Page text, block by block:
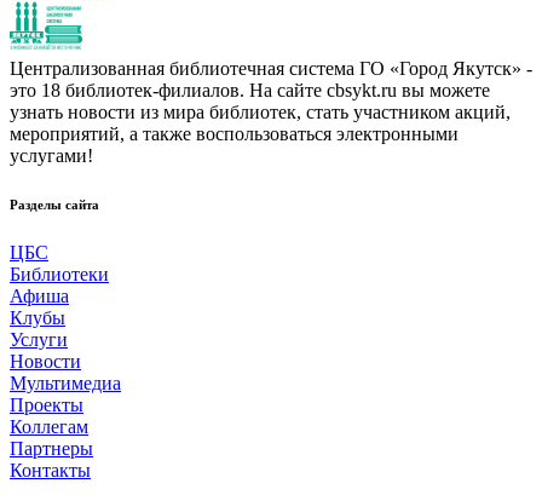
Централизованная библиотечная система ГО «Город Якутск» -
это 18 библиотек-филиалов. На сайте cbsykt.ru вы можете
узнать новости из мира библиотек, стать участником акций,
мероприятий, а также воспользоваться электронными
услугами!
Разделы сайта
ЦБС
Библиотеки
Афиша
Клубы
Услуги
Новости
Мультимедиа
Проекты
Коллегам
Партнеры
Контакты